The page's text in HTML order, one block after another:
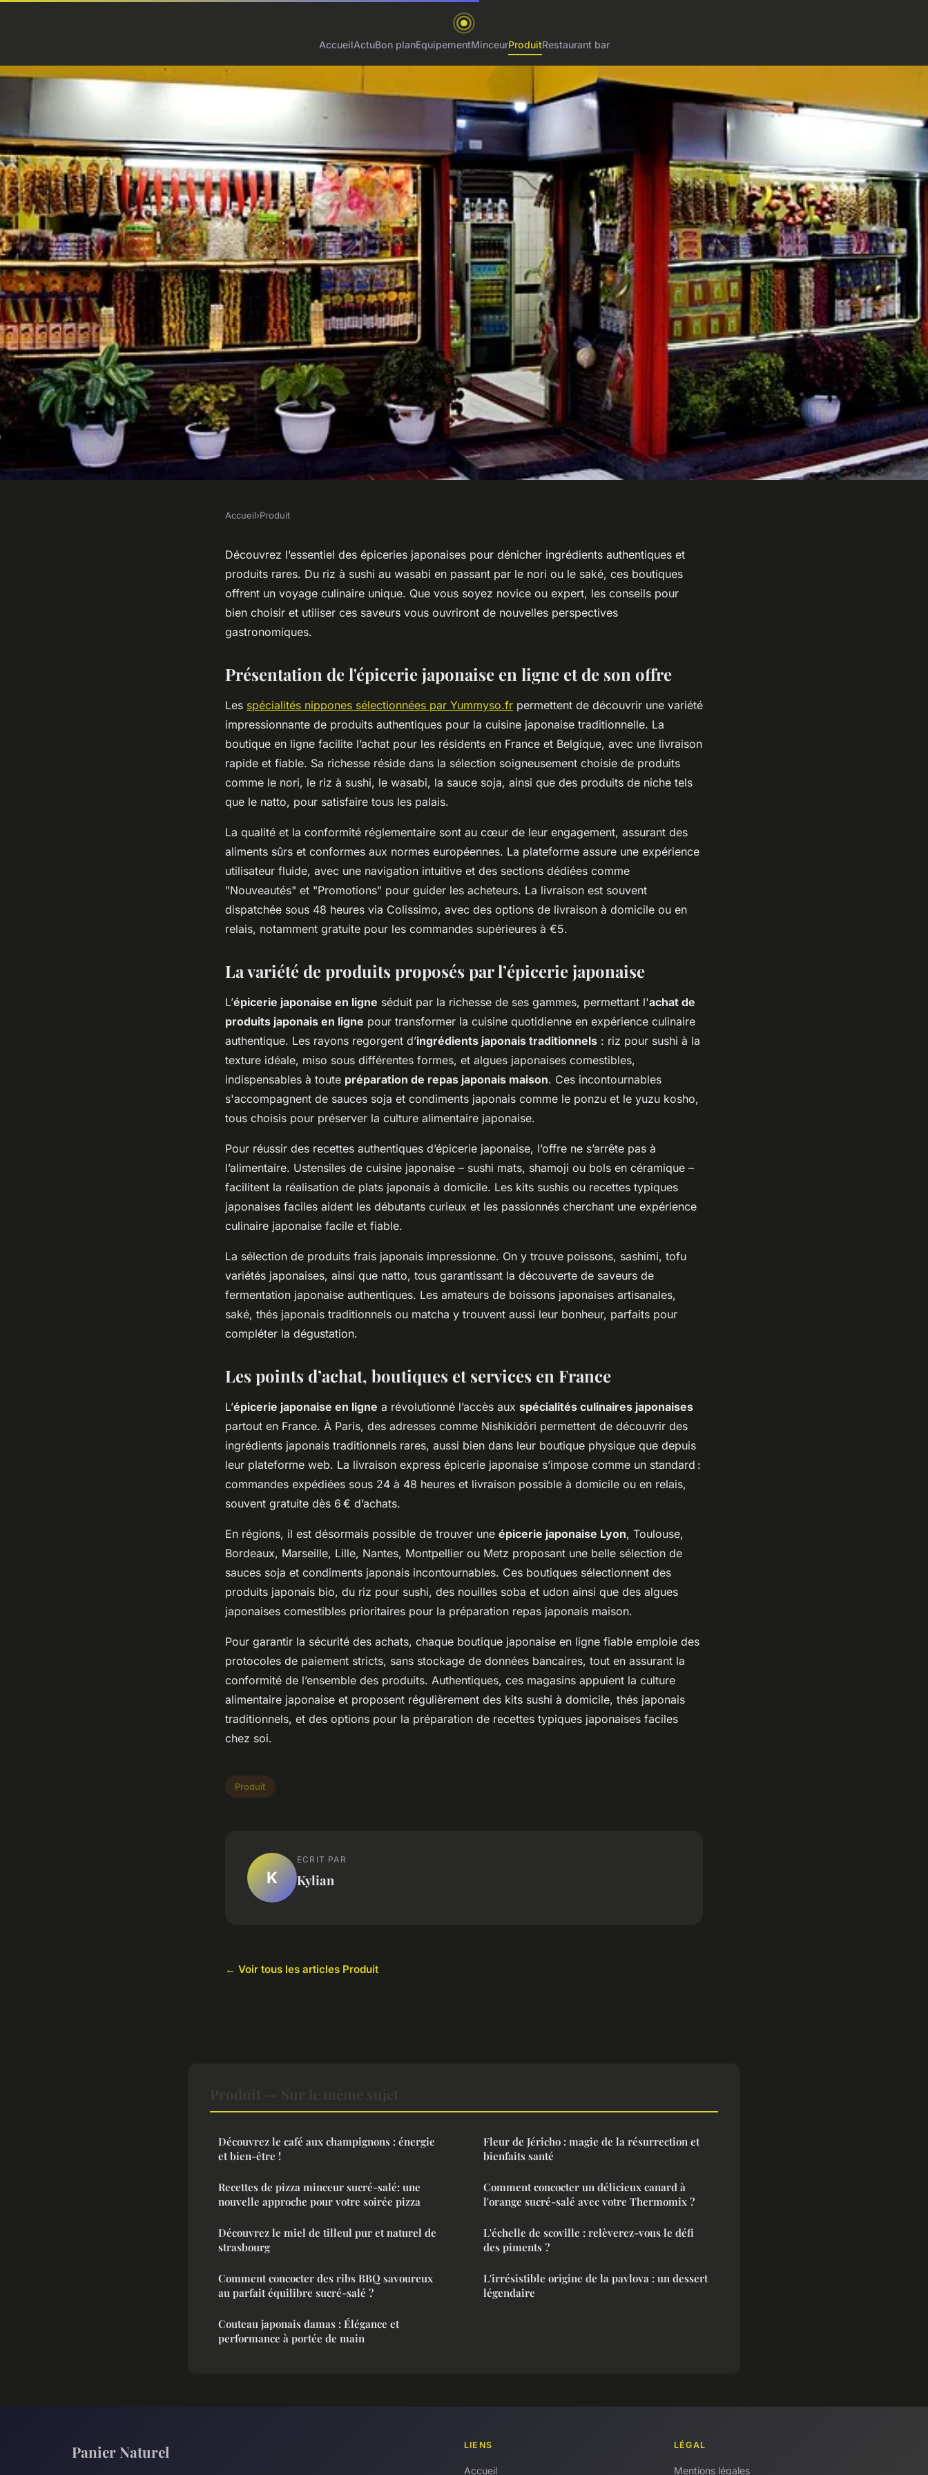
AccueilActuBon planEquipementMinceurProduitRestaurant bar
Les délices de l'épicerie japonaise à
explorer absolument
Accueil›Produit
Découvrez l’essentiel des épiceries japonaises pour dénicher ingrédients authentiques et
produits rares. Du riz à sushi au wasabi en passant par le nori ou le saké, ces boutiques
offrent un voyage culinaire unique. Que vous soyez novice ou expert, les conseils pour
bien choisir et utiliser ces saveurs vous ouvriront de nouvelles perspectives
gastronomiques.
Présentation de l'épicerie japonaise en ligne et de son offre
Les spécialités nippones sélectionnées par Yummyso.fr permettent de découvrir une variété
impressionnante de produits authentiques pour la cuisine japonaise traditionnelle. La
boutique en ligne facilite l’achat pour les résidents en France et Belgique, avec une livraison
rapide et fiable. Sa richesse réside dans la sélection soigneusement choisie de produits
comme le nori, le riz à sushi, le wasabi, la sauce soja, ainsi que des produits de niche tels
que le natto, pour satisfaire tous les palais.
La qualité et la conformité réglementaire sont au cœur de leur engagement, assurant des
aliments sûrs et conformes aux normes européennes. La plateforme assure une expérience
utilisateur fluide, avec une navigation intuitive et des sections dédiées comme
"Nouveautés" et "Promotions" pour guider les acheteurs. La livraison est souvent
dispatchée sous 48 heures via Colissimo, avec des options de livraison à domicile ou en
relais, notamment gratuite pour les commandes supérieures à €5.
La variété de produits proposés par l’épicerie japonaise
L’épicerie japonaise en ligne séduit par la richesse de ses gammes, permettant l'achat de
produits japonais en ligne pour transformer la cuisine quotidienne en expérience culinaire
authentique. Les rayons regorgent d’ingrédients japonais traditionnels : riz pour sushi à la
texture idéale, miso sous différentes formes, et algues japonaises comestibles,
indispensables à toute préparation de repas japonais maison. Ces incontournables
s'accompagnent de sauces soja et condiments japonais comme le ponzu et le yuzu kosho,
tous choisis pour préserver la culture alimentaire japonaise.
Pour réussir des recettes authentiques d’épicerie japonaise, l’offre ne s’arrête pas à
l’alimentaire. Ustensiles de cuisine japonaise – sushi mats, shamoji ou bols en céramique –
facilitent la réalisation de plats japonais à domicile. Les kits sushis ou recettes typiques
japonaises faciles aident les débutants curieux et les passionnés cherchant une expérience
culinaire japonaise facile et fiable.
La sélection de produits frais japonais impressionne. On y trouve poissons, sashimi, tofu
variétés japonaises, ainsi que natto, tous garantissant la découverte de saveurs de
fermentation japonaise authentiques. Les amateurs de boissons japonaises artisanales,
saké, thés japonais traditionnels ou matcha y trouvent aussi leur bonheur, parfaits pour
compléter la dégustation.
Les points d’achat, boutiques et services en France
L’épicerie japonaise en ligne a révolutionné l’accès aux spécialités culinaires japonaises
partout en France. À Paris, des adresses comme Nishikidôri permettent de découvrir des
ingrédients japonais traditionnels rares, aussi bien dans leur boutique physique que depuis
leur plateforme web. La livraison express épicerie japonaise s’impose comme un standard :
commandes expédiées sous 24 à 48 heures et livraison possible à domicile ou en relais,
souvent gratuite dès 6 € d’achats.
En régions, il est désormais possible de trouver une épicerie japonaise Lyon, Toulouse,
Bordeaux, Marseille, Lille, Nantes, Montpellier ou Metz proposant une belle sélection de
sauces soja et condiments japonais incontournables. Ces boutiques sélectionnent des
produits japonais bio, du riz pour sushi, des nouilles soba et udon ainsi que des algues
japonaises comestibles prioritaires pour la préparation repas japonais maison.
Pour garantir la sécurité des achats, chaque boutique japonaise en ligne fiable emploie des
protocoles de paiement stricts, sans stockage de données bancaires, tout en assurant la
conformité de l’ensemble des produits. Authentiques, ces magasins appuient la culture
alimentaire japonaise et proposent régulièrement des kits sushi à domicile, thés japonais
traditionnels, et des options pour la préparation de recettes typiques japonaises faciles
chez soi.
Produit
K
ECRIT PAR
Kylian
← Voir tous les articles Produit
Découvrez le café aux champignons : énergie
et bien-être !
Recettes de pizza minceur sucré-salé: une
nouvelle approche pour votre soirée pizza
Découvrez le miel de tilleul pur et naturel de
strasbourg
Comment concocter des ribs BBQ savoureux
au parfait équilibre sucré-salé ?
Couteau japonais damas : Élégance et
performance à portée de main
Fleur de Jéricho : magie de la résurrection et
bienfaits santé
Comment concocter un délicieux canard à
l'orange sucré-salé avec votre Thermomix ?
L'échelle de scoville : relèverez-vous le défi
des piments ?
L'irrésistible origine de la pavlova : un dessert
légendaire
Panier Naturel LIENS
Accueil
LÉGAL
Mentions légales